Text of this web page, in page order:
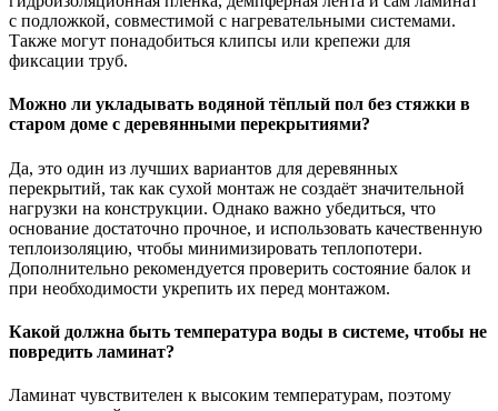
с подложкой, совместимой с нагревательными системами.
Также могут понадобиться клипсы или крепежи для
фиксации труб.
Можно ли укладывать водяной тёплый пол без стяжки в
старом доме с деревянными перекрытиями?
Да, это один из лучших вариантов для деревянных
перекрытий, так как сухой монтаж не создаёт значительной
нагрузки на конструкции. Однако важно убедиться, что
основание достаточно прочное, и использовать качественную
теплоизоляцию, чтобы минимизировать теплопотери.
Дополнительно рекомендуется проверить состояние балок и
при необходимости укрепить их перед монтажом.
Какой должна быть температура воды в системе, чтобы не
повредить ламинат?
Ламинат чувствителен к высоким температурам, поэтому